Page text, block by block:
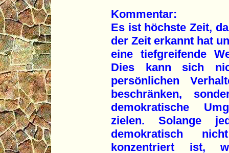
Kommentar:
Es ist höchste Zeit,
der Zeit erkannt hat
eine tiefgreifende
Dies kann sich
persönlichen
beschränken,
demokratische
zielen. Solange
demokratisch
konzentriert ist,